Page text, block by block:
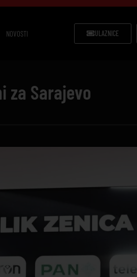
NOVOSTI ULAZNICE
za Sarajevo